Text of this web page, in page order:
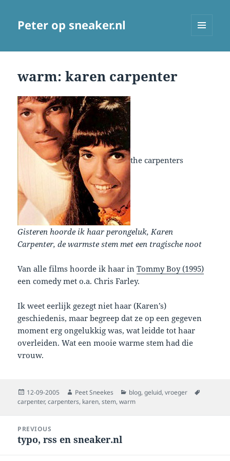
Peter op sneaker.nl
warm: karen carpenter
the carpenters
Gisteren hoorde ik haar perongeluk, Karen
Carpenter, de warmste stem met een tragische noot
Van alle films hoorde ik haar inTommy Boy (1995)
een comedy met o.a. Chris Farley.
Ik weet eerlijk gezegt niet haar (Karen’s)
geschiedenis, maar begreep dat ze op een gegeven
moment erg ongelukkig was, wat leidde tot haar
overleiden. Wat een mooie warme stem had die
vrouw.
Posted
on
12-09-2005 Author
Peet Sneekes Categories
blog,geluid,vroeger
carpenter,carpenters, karen,stem,warm
navigation
PREVIOUS
Previous
typo, rss en sneaker.nl